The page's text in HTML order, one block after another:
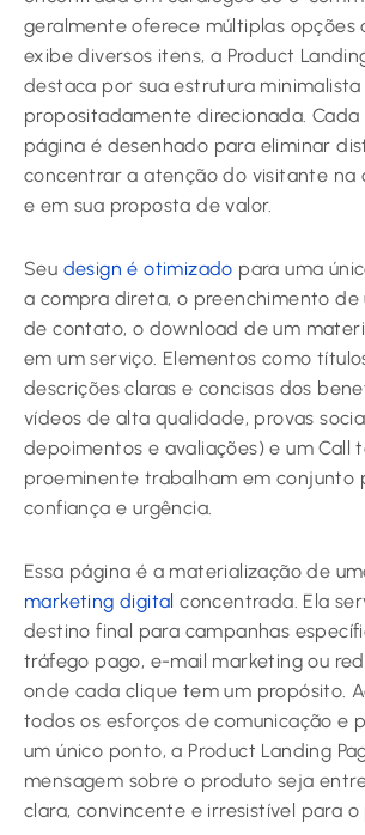
geralmente oferece múltiplas opções
exibe diversos itens, a Product
destaca por sua estrutura minimalista
propositadamente direcionada.
página é desenhado para eliminar
concentrar a atenção do visitante na
e em sua proposta de valor.
Seu design é otimizado para uma
a compra direta, o preenchimento de
de contato, o download de um
em um serviço. Elementos como
descrições claras e concisas dos
vídeos de alta qualidade, provas
depoimentos e avaliações) e um Call
proeminente trabalham em conjunto
confiança e urgência.
Essa página é a materialização de
marketing digital concentrada. Ela
destino final para campanhas
tráfego pago, e-mail marketing ou
onde cada clique tem um propósito.
todos os esforços de comunicação e
um único ponto, a Product Landing
mensagem sobre o produto seja
clara, convincente e irresistível para o